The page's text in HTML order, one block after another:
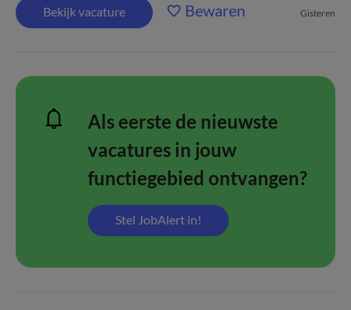
Bekijk vacature Bewaren Gisteren
Als eerste de nieuwste
vacatures in jouw
functiegebied ontvangen?
Stel JobAlert in!